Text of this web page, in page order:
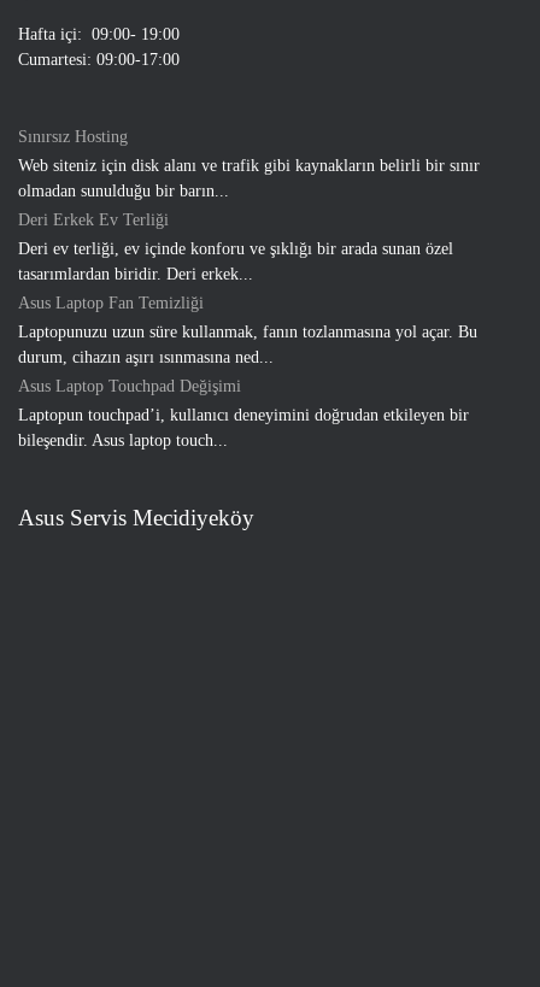
Hafta içi: 09:00- 19:00
Cumartesi: 09:00-17:00
Sınırsız Hosting
Web siteniz için disk alanı ve trafik gibi kaynakların belirli bir sınır
olmadan sunulduğu bir barın...
Deri Erkek Ev Terliği
Deri ev terliği, ev içinde konforu ve şıklığı bir arada sunan özel
tasarımlardan biridir. Deri erkek...
Asus Laptop Fan Temizliği
Laptopunuzu uzun süre kullanmak, fanın tozlanmasına yol açar. Bu
durum, cihazın aşırı ısınmasına ned...
Asus Laptop Touchpad Değişimi
Laptopun touchpad’i, kullanıcı deneyimini doğrudan etkileyen bir
bileşendir. Asus laptop touch...
Asus Servis Mecidiyeköy